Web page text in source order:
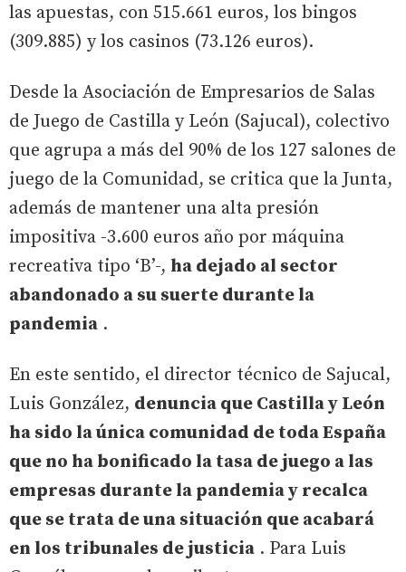
las apuestas, con 515.661 euros, los bingos
(309.885) y los casinos (73.126 euros).
Desde la Asociación de Empresarios de Salas
de Juego de Castilla y León (Sajucal), colectivo
que agrupa a más del 90% de los 127 salones de
juego de la Comunidad, se critica que la Junta,
además de mantener una alta presión
impositiva -3.600 euros año por máquina
recreativa tipo ‘B’-, ha dejado al sector
abandonado a su suerte durante la
pandemia .
En este sentido, el director técnico de Sajucal,
Luis González, denuncia que Castilla y León
ha sido la única comunidad de toda España
que no ha bonificado la tasa de juego a las
empresas durante la pandemia y recalca
que se trata de una situación que acabará
en los tribunales de justicia . Para Luis